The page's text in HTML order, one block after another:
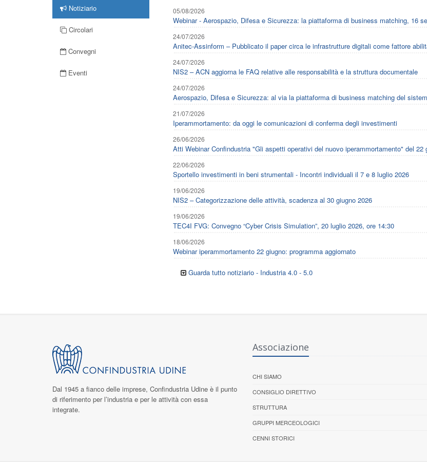
Notiziario
Circolari
Convegni
Eventi
05/08/2026
Webinar - Aerospazio, Difesa e Sicurezza: la piattaforma di business matching, 16
24/07/2026
Anitec-Assinform – Pubblicato il paper circa le infrastrutture digitali come fattore
24/07/2026
NIS2 – ACN aggiorna le FAQ relative alle responsabilità e la struttura documentale
24/07/2026
Aerospazio, Difesa e Sicurezza: al via la piattaforma di business matching del
21/07/2026
Iperammortamento: da oggi le comunicazioni di conferma degli investimenti
26/06/2026
Atti Webinar Confindustria "Gli aspetti operativi del nuovo iperammortamento" del 22
22/06/2026
Sportello investimenti in beni strumentali - Incontri individuali il 7 e 8 luglio 2026
19/06/2026
NIS2 – Categorizzazione delle attività, scadenza al 30 giugno 2026
19/06/2026
TEC4I FVG: Convegno “Cyber Crisis Simulation”, 20 luglio 2026, ore 14:30
18/06/2026
Webinar iperammortamento 22 giugno: programma aggiornato
Guarda tutto notiziario - Industria 4.0 - 5.0
Dal 1945 a fianco delle imprese, Confindustria Udine è il punto
di riferimento per l’industria e per le attività con essa
integrate.
Associazione
CHI SIAMO
CONSIGLIO DIRETTIVO
STRUTTURA
GRUPPI MERCEOLOGICI
CENNI STORICI